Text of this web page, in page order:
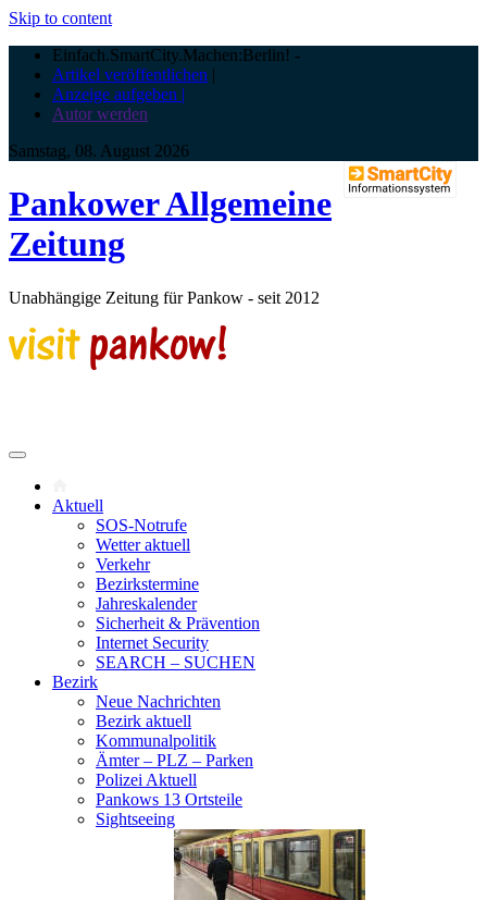
Skip to content
Einfach.SmartCity.Machen:Berlin! -
Artikel veröffentlichen |
Anzeige aufgeben |
Autor werden
Samstag, 08. August 2026
Pankower Allgemeine
Zeitung
Unabhängige Zeitung für Pankow - seit 2012
Aktuell
SOS-Notrufe
Wetter aktuell
Verkehr
Bezirkstermine
Jahreskalender
Sicherheit & Prävention
Internet Security
SEARCH – SUCHEN
Bezirk
Neue Nachrichten
Bezirk aktuell
Kommunalpolitik
Ämter – PLZ – Parken
Polizei Aktuell
Pankows 13 Ortsteile
Sightseeing